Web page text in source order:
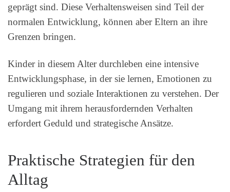
geprägt sind. Diese Verhaltensweisen sind Teil der
normalen Entwicklung, können aber Eltern an ihre
Grenzen bringen.
Kinder in diesem Alter durchleben eine intensive
Entwicklungsphase, in der sie lernen, Emotionen zu
regulieren und soziale Interaktionen zu verstehen. Der
Umgang mit ihrem herausfordernden Verhalten
erfordert Geduld und strategische Ansätze.
Praktische Strategien für den
Alltag